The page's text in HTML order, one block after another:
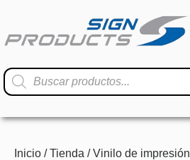
Inicio /Tienda /Vinilo de impresión